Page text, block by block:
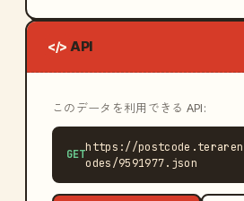
</> API
このデータを利用できる API:
GET
https://
odes/9591977.json